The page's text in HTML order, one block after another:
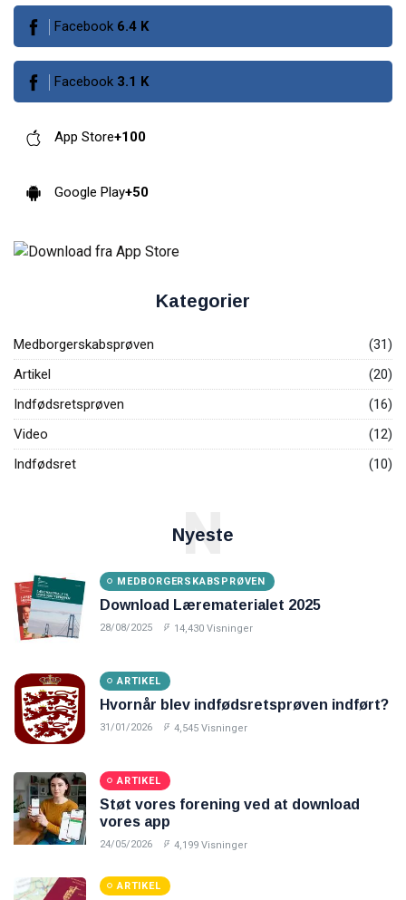
Facebook 6.4 K
Facebook 3.1 K
App Store+100
Google Play+50
Kategorier
Medborgerskabsprøven
(31)
Artikel
(20)
Indfødsretsprøven
(16)
Video
(12)
Indfødsret
(10)
Nyeste
N
MEDBORGERSKABSPRØVEN
Download Lærematerialet 2025
28/08/2025 14,430 Visninger
ARTIKEL
Hvornår blev indfødsretsprøven indført?
31/01/2026 4,545 Visninger
ARTIKEL
Støt vores forening ved at download
vores app
24/05/2026 4,199 Visninger
ARTIKEL